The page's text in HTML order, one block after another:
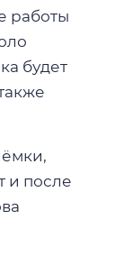
работы
будет
и после